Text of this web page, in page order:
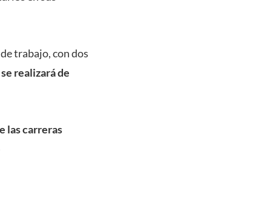
trabajo, con dos
se realizará de
las carreras